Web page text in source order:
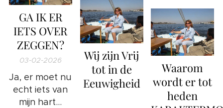
GA IK ER
IETS OVER
ZEGGEN?
03-02-2026
Ja, er moet nu
echt iets van
mijn hart...
Wij zijn Vrij
tot in de
Eeuwigheid
Waarom
wordt er tot
heden